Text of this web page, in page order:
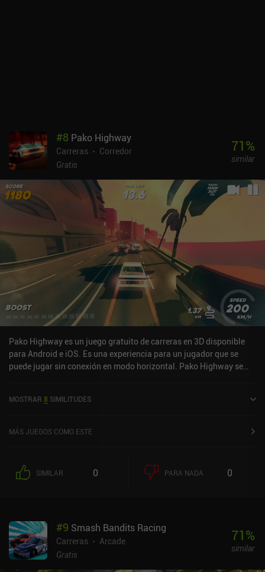
#8 Pako Highway
Carreras
Corredor
Gratis
71%
similar
Pako Highway es un juego gratuito de carreras en 3D disponible
para Android e iOS. Es una experiencia para un jugador que se
puede jugar sin conexión en modo horizontal. Pako Highway se
MOSTRAR 8 SIMILITUDES
MÁS JUEGOS COMO ESTE
SIMILAR 0 PARA NADA 0
#9 Smash Bandits Racing
Carreras
Arcade
Gratis
71%
similar